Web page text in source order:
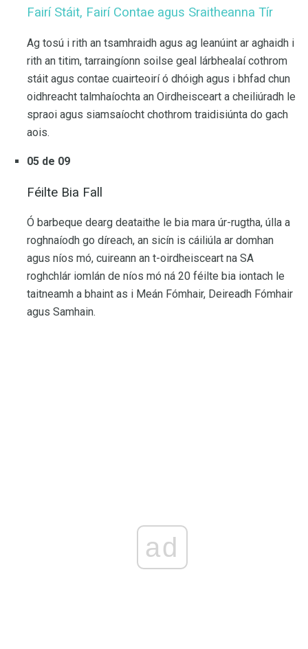
Fairí Stáit, Fairí Contae agus Sraitheanna Tír
Ag tosú i rith an tsamhraidh agus ag leanúint ar aghaidh i
rith an titim, tarraingíonn soilse geal lárbhealaí cothrom
stáit agus contae cuairteoirí ó dhóigh agus i bhfad chun
oidhreacht talmhaíochta an Oirdheisceart a cheiliúradh le
spraoi agus siamsaíocht chothrom traidisiúnta do gach
aois.
05 de 09
Féilte Bia Fall
Ó barbeque dearg deataithe le bia mara úr-rugtha, úlla a
roghnaíodh go díreach, an sicín is cáiliúla ar domhan
agus níos mó, cuireann an t-oirdheisceart na SA
roghchlár iomlán de níos mó ná 20 féilte bia iontach le
taitneamh a bhaint as i Meán Fómhair, Deireadh Fómhair
agus Samhain.
ad